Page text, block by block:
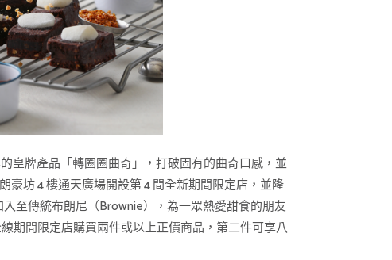
皇牌產品「轉圈圈曲奇」，打破固有的曲奇口感，並
豪坊 4 樓通天廣場開設第 4 間全新期間限定店，並隆
至傳統布朗尼（Brownie），為一眾熱愛甜食的朋友
期間限定店購買兩件或以上正價商品，第二件可享八